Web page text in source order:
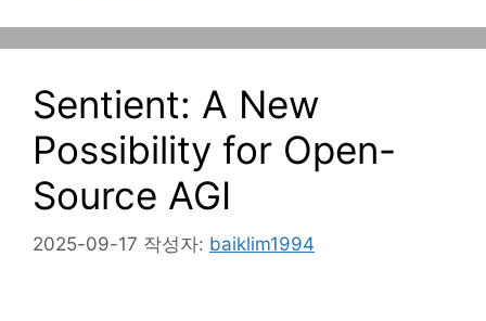
Sentient: A New
Possibility for Open-
Source AGI
2025-09-17 작성자: baiklim1994